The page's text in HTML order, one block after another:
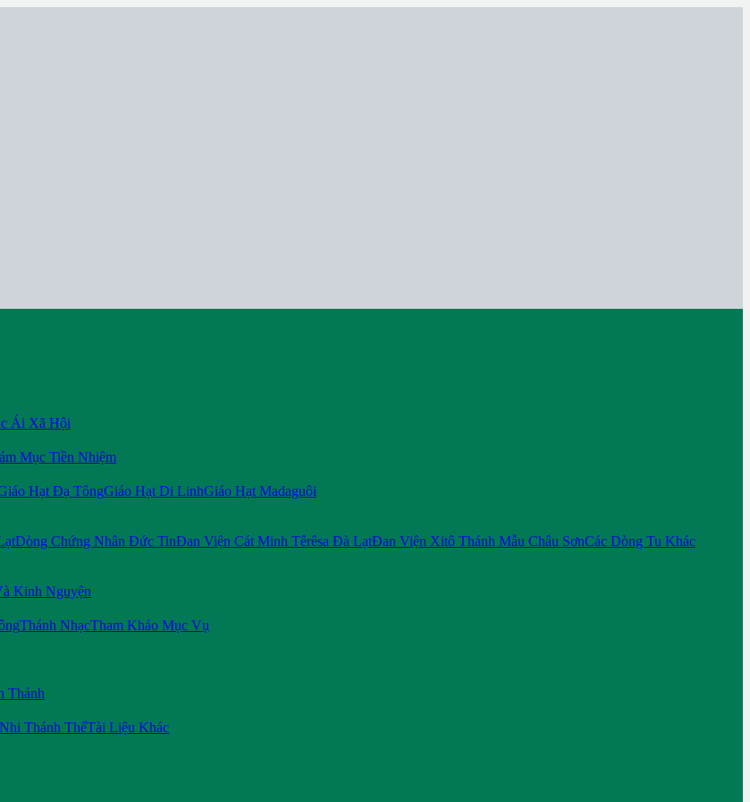
Ái Xã Hội
Mục Tiền Nhiệm
Hạt Đạ TôngGiáo Hạt Di LinhGiáo Hạt Madaguôi
Dòng Chứng Nhân Đức TinĐan Viện Cát Minh Têrêsa Đà LạtĐan Viện Xitô Thánh Mẫu Châu SơnCác Dòng Tu Khác
Kinh Nguyện
Thánh NhạcTham Khảo Mục Vụ
Thánh
Thánh ThểTài Liệu Khác